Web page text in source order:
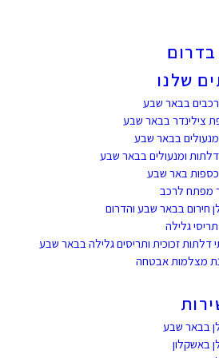
בדרום
שלנו
רכבים בבאר שבע
צילינדר בבאר שבע
מנעולים בבאר שבע
ומנעולים בבאר שבע
כספות באר שבע
מפתח לרכב
חירום בבאר שבע והדרום
תריסי גלילה
דלתות זכוכית ותריסים גלילה בבאר שבע
מצלמות אבטחה
בבאר שבע
באשקלון